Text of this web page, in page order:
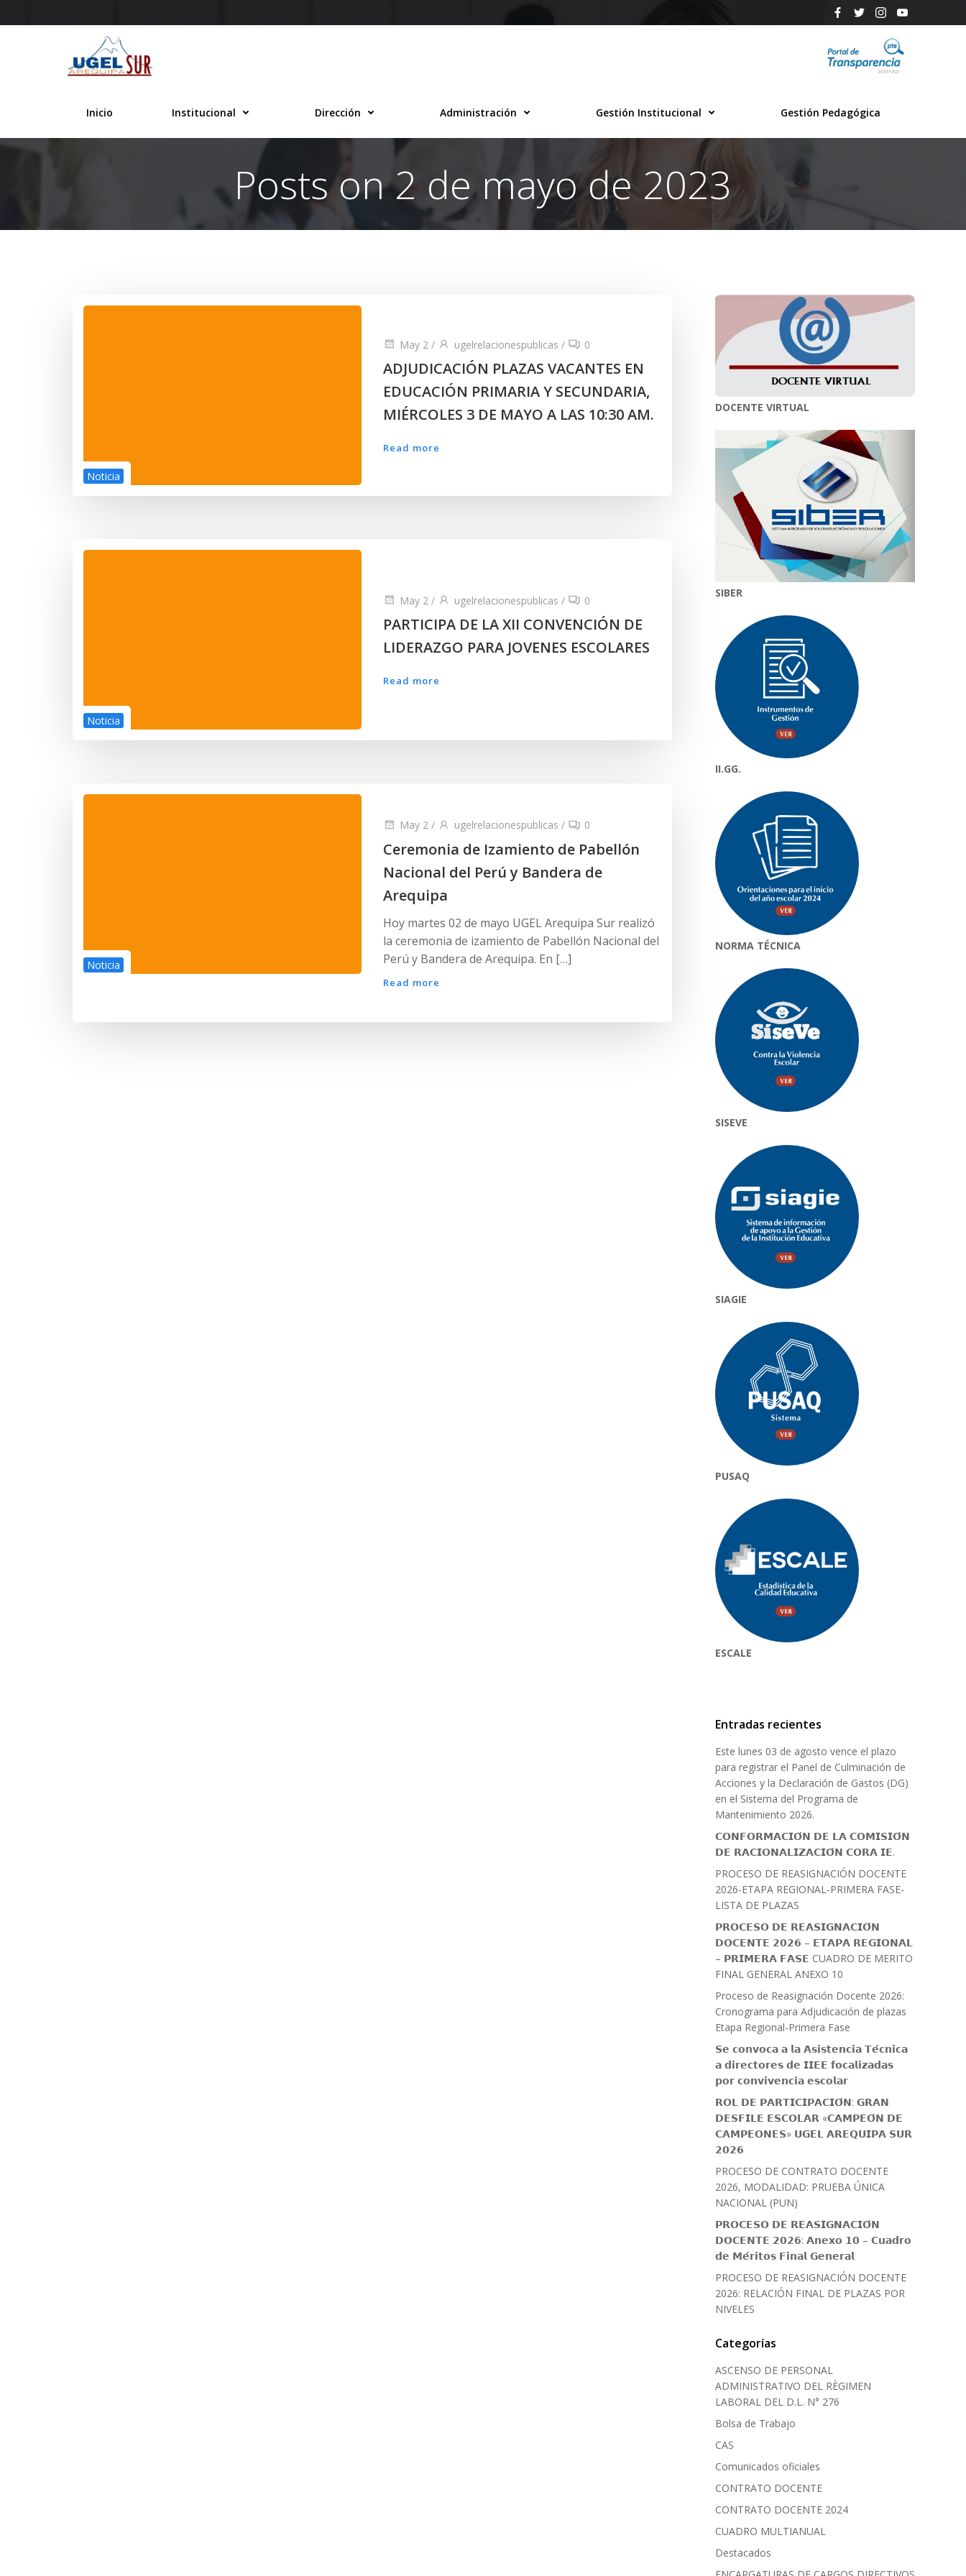
al
Inicio Institucional Dirección Administración Gestión Institucional Gestión Pedagógica
Posts on 2 de mayo de 2023
Noticia
May 2 / ugelrelacionespublicas / 0
ADJUDICACIÓN PLAZAS VACANTES EN
EDUCACIÓN PRIMARIA Y SECUNDARIA,
MIÉRCOLES 3 DE MAYO A LAS 10:30 AM.
Read more
Noticia
May 2 / ugelrelacionespublicas / 0
PARTICIPA DE LA XII CONVENCIÓN DE
LIDERAZGO PARA JOVENES ESCOLARES
Read more
Noticia
May 2 / ugelrelacionespublicas / 0
Ceremonia de Izamiento de Pabellón
Nacional del Perú y Bandera de
Arequipa
Hoy martes 02 de mayo UGEL Arequipa Sur realizó
la ceremonia de izamiento de Pabellón Nacional del
Perú y Bandera de Arequipa. En […]
Read more
DOCENTE VIRTUAL
SIBER
II.GG.
NORMA TÉCNICA
SISEVE
SIAGIE
PUSAQ
ESCALE
Entradas recientes
Este lunes 03 de agosto vence el plazo
para registrar el Panel de Culminación de
Acciones y la Declaración de Gastos (DG)
en el Sistema del Programa de
Mantenimiento 2026.
𝗖𝗢𝗡𝗙𝗢𝗥𝗠𝗔𝗖𝗜𝗢́𝗡 𝗗𝗘 𝗟𝗔 𝗖𝗢𝗠𝗜𝗦𝗜𝗢́𝗡
𝗗𝗘 𝗥𝗔𝗖𝗜𝗢𝗡𝗔𝗟𝗜𝗭𝗔𝗖𝗜𝗢́𝗡 𝗖𝗢𝗥𝗔 𝗜𝗘.
PROCESO DE REASIGNACIÓN DOCENTE
2026-ETAPA REGIONAL-PRIMERA FASE-
LISTA DE PLAZAS
𝗣𝗥𝗢𝗖𝗘𝗦𝗢 𝗗𝗘 𝗥𝗘𝗔𝗦𝗜𝗚𝗡𝗔𝗖𝗜𝗢́𝗡
𝗗𝗢𝗖𝗘𝗡𝗧𝗘 𝟮𝟬𝟮𝟲 – 𝗘𝗧𝗔𝗣𝗔 𝗥𝗘𝗚𝗜𝗢𝗡𝗔𝗟
– 𝗣𝗥𝗜𝗠𝗘𝗥𝗔 𝗙𝗔𝗦𝗘 CUADRO DE MERITO
FINAL GENERAL ANEXO 10
Proceso de Reasignación Docente 2026:
Cronograma para Adjudicación de plazas
Etapa Regional-Primera Fase
𝗦𝗲 𝗰𝗼𝗻𝘃𝗼𝗰𝗮 𝗮 𝗹𝗮 𝗔𝘀𝗶𝘀𝘁𝗲𝗻𝗰𝗶𝗮 𝗧𝗲́𝗰𝗻𝗶𝗰𝗮
𝗮 𝗱𝗶𝗿𝗲𝗰𝘁𝗼𝗿𝗲𝘀 𝗱𝗲 𝗜𝗜𝗘𝗘 𝗳𝗼𝗰𝗮𝗹𝗶𝘇𝗮𝗱𝗮𝘀
𝗽𝗼𝗿 𝗰𝗼𝗻𝘃𝗶𝘃𝗲𝗻𝗰𝗶𝗮 𝗲𝘀𝗰𝗼𝗹𝗮𝗿
𝗥𝗢𝗟 𝗗𝗘 𝗣𝗔𝗥𝗧𝗜𝗖𝗜𝗣𝗔𝗖𝗜𝗢́𝗡: 𝗚𝗥𝗔𝗡
𝗗𝗘𝗦𝗙𝗜𝗟𝗘 𝗘𝗦𝗖𝗢𝗟𝗔𝗥 «𝗖𝗔𝗠𝗣𝗘𝗢́𝗡 𝗗𝗘
𝗖𝗔𝗠𝗣𝗘𝗢𝗡𝗘𝗦» 𝗨𝗚𝗘𝗟 𝗔𝗥𝗘𝗤𝗨𝗜𝗣𝗔 𝗦𝗨𝗥
𝟮𝟬𝟮𝟲
PROCESO DE CONTRATO DOCENTE
2026, MODALIDAD: PRUEBA ÚNICA
NACIONAL (PUN)
𝗣𝗥𝗢𝗖𝗘𝗦𝗢 𝗗𝗘 𝗥𝗘𝗔𝗦𝗜𝗚𝗡𝗔𝗖𝗜𝗢́𝗡
𝗗𝗢𝗖𝗘𝗡𝗧𝗘 𝟮𝟬𝟮𝟲: 𝗔𝗻𝗲𝘅𝗼 𝟭𝟬 – 𝗖𝘂𝗮𝗱𝗿𝗼
𝗱𝗲 𝗠𝗲́𝗿𝗶𝘁𝗼𝘀 𝗙𝗶𝗻𝗮𝗹 𝗚𝗲𝗻𝗲𝗿𝗮𝗹
PROCESO DE REASIGNACIÓN DOCENTE
2026: RELACIÓN FINAL DE PLAZAS POR
NIVELES
Categorías
ASCENSO DE PERSONAL
ADMINISTRATIVO DEL RÈGIMEN
LABORAL DEL D.L. N° 276
Bolsa de Trabajo
CAS
Comunicados oficiales
CONTRATO DOCENTE
CONTRATO DOCENTE 2024
CUADRO MULTIANUAL
Destacados